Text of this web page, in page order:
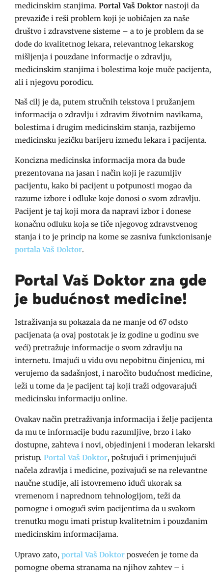
medicinskim stanjima. Portal Vaš Doktor nastoji da
prevaziđe i reši problem koji je uobičajen za naše
društvo i zdravstvene sisteme – a to je problem da se
dođe do kvalitetnog lekara, relevantnog lekarskog
mišljenja i pouzdane informacije o zdravlju,
medicinskim stanjima i bolestima koje muče pacijenta,
ali i njegovu porodicu.
Naš cilj je da, putem stručnih tekstova i pružanjem
informacija o zdravlju i zdravim životnim navikama,
bolestima i drugim medicinskim stanja, razbijemo
medicinsku jezičku barijeru između lekara i pacijenta.
Koncizna medicinska informacija mora da bude
prezentovana na jasan i način koji je razumljiv
pacijentu, kako bi pacijent u potpunosti mogao da
razume izbore i odluke koje donosi o svom zdravlju.
Pacijent je taj koji mora da napravi izbor i donese
konačnu odluku koja se tiče njegovog zdravstvenog
stanja i to je princip na kome se zasniva funkcionisanje
portala Vaš Doktor.
Portal Vaš Doktor zna gde
je budućnost medicine!
Istraživanja su pokazala da ne manje od 67 odsto
pacijenata (a ovaj postotak je iz godine u godinu sve
veći) pretražuje informacije o svom zdravlju na
internetu. Imajući u vidu ovu nepobitnu činjenicu, mi
verujemo da sadašnjost, i naročito budućnost medicine,
leži u tome da je pacijent taj koji traži odgovarajući
medicinsku informaciju online.
Ovakav način pretraživanja informacija i želje pacijenta
da mu te informacije budu razumljive, brzo i lako
dostupne, zahteva i novi, objedinjeni i moderan lekarski
pristup. Portal Vaš Doktor, poštujući i primenjujući
načela zdravlja i medicine, pozivajući se na relevantne
naučne studije, ali istovremeno idući ukorak sa
vremenom i naprednom tehnologijom, teži da
pomogne i omogući svim pacijentima da u svakom
trenutku mogu imati pristup kvalitetnim i pouzdanim
medicinskim informacijama.
Upravo zato, portal Vaš Doktor posvećen je tome da
pomogne obema stranama na njihov zahtev – i